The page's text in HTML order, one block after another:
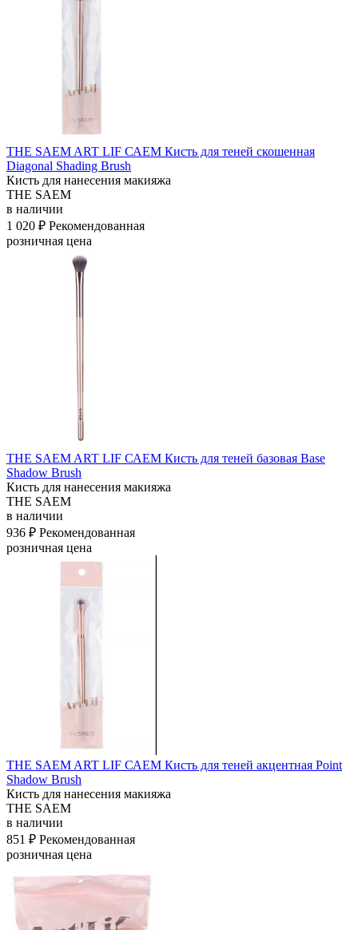
THE SAEM ART LIF САЕМ Кисть для теней скошенная
Diagonal Shading Brush
Кисть для нанесения макияжа
THE SAEM
в наличии
1 020 ₽ Рекомендованная
розничная цена
THE SAEM ART LIF САЕМ Кисть для теней базовая Base
Shadow Brush
Кисть для нанесения макияжа
THE SAEM
в наличии
936 ₽ Рекомендованная
розничная цена
THE SAEM ART LIF САЕМ Кисть для теней акцентная Point
Shadow Brush
Кисть для нанесения макияжа
THE SAEM
в наличии
851 ₽ Рекомендованная
розничная цена